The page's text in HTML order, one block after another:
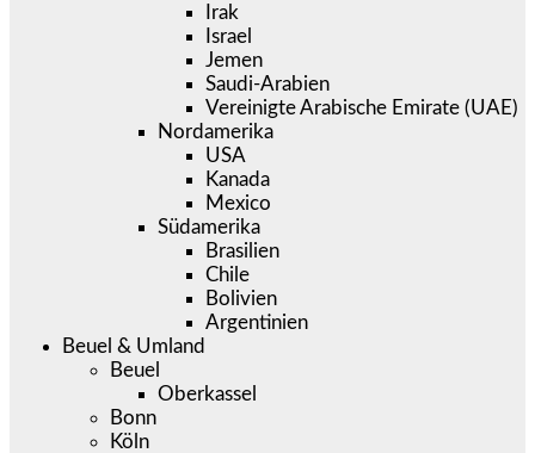
Irak
Israel
Jemen
Saudi-Arabien
Vereinigte Arabische Emirate (UAE)
Nordamerika
USA
Kanada
Mexico
Südamerika
Brasilien
Chile
Bolivien
Argentinien
Beuel & Umland
Beuel
Oberkassel
Bonn
Köln